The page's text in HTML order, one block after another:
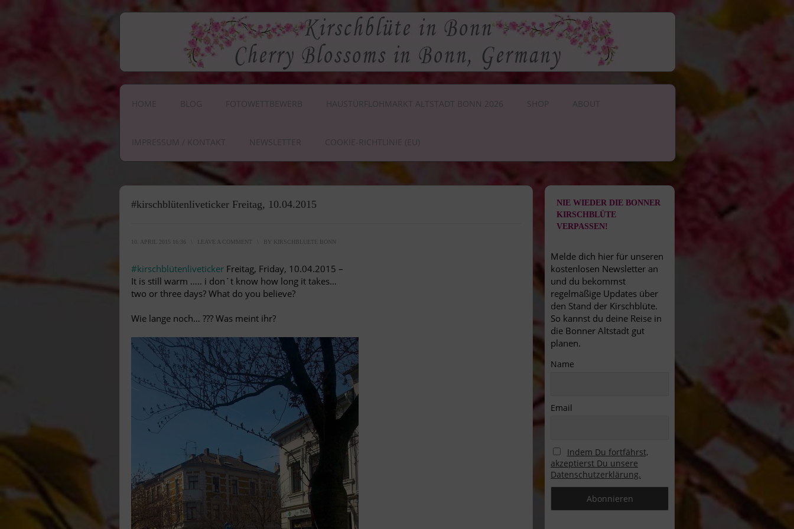
HOME BLOG FOTOWETTBEWERB HAUSTÜRFLOHMARKT ALTSTADT BONN 2026 SHOP ABOUT
IMPRESSUM / KONTAKT NEWSLETTER COOKIE-RICHTLINIE (EU)
#kirschblütenliveticker Freitag, 10.04.2015
10. APRIL 2015 16:36 LEAVE A COMMENT BY KIRSCHBLUETE BONN
#‎kirschblütenliveticker‬ Freitag, Friday, 10.04.2015 –
It is still warm ….. i don´t know how long it takes…
two or three days? What do you believe?
Wie lange noch… ??? Was meint ihr?
NIE WIEDER DIE BONNER
KIRSCHBLÜTE
VERPASSEN!
Melde dich hier für unseren
kostenlosen Newsletter an
und du bekommst
regelmäßige Updates über
den Stand der Kirschblüte.
So kannst du deine Reise in
die Bonner Altstadt gut
planen.
Name
Email
Indem Du fortfährst,
akzeptierst Du unsere
Datenschutzerklärung.